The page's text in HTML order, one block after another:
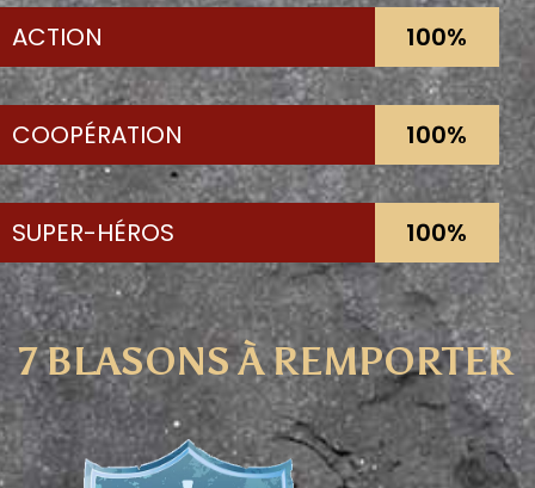
ACTION 100%
COOPÉRATION 100%
SUPER-HÉROS 100%
7 BLASONS À REMPORTER